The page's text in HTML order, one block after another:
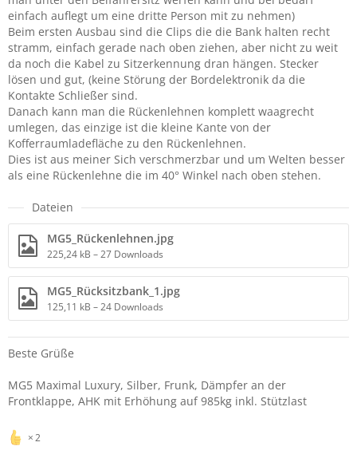
einfach auflegt um eine dritte Person mit zu nehmen)
Beim ersten Ausbau sind die Clips die die Bank halten recht
stramm, einfach gerade nach oben ziehen, aber nicht zu weit
da noch die Kabel zu Sitzerkennung dran hängen. Stecker
lösen und gut, (keine Störung der Bordelektronik da die
Kontakte Schließer sind.
Danach kann man die Rückenlehnen komplett waagrecht
umlegen, das einzige ist die kleine Kante von der
Kofferraumladefläche zu den Rückenlehnen.
Dies ist aus meiner Sich verschmerzbar und um Welten besser
als eine Rückenlehne die im 40° Winkel nach oben stehen.
Dateien
MG5_Rückenlehnen.jpg
225,24 kB – 27 Downloads
MG5_Rücksitzbank_1.jpg
125,11 kB – 24 Downloads
Beste Grüße
MG5 Maximal Luxury, Silber, Frunk, Dämpfer an der
Frontklappe, AHK mit Erhöhung auf 985kg inkl. Stützlast
2